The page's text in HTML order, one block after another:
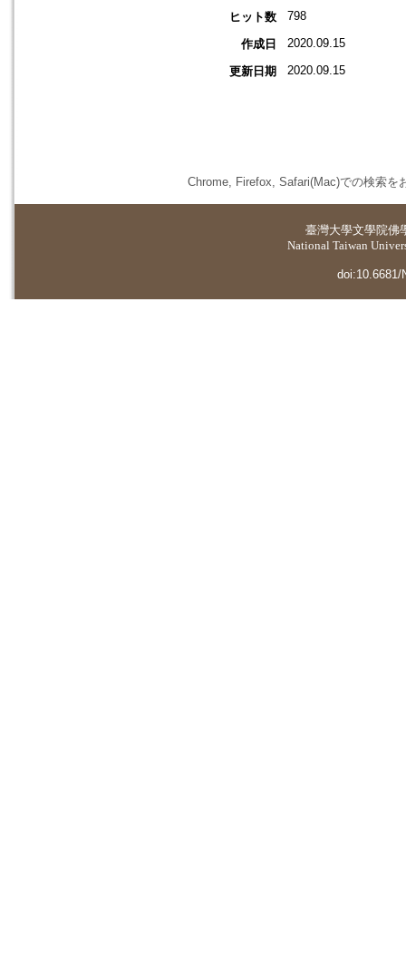
ヒット数
798
作成日 2020.09.15
更新日期 2020.09.15
Chrome, Firefox, Safari(Mac)での検索を
臺灣大學文學院佛
National Taiwan
doi:10.6681/